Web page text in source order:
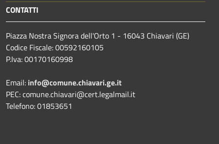
CONTATTI
Piazza Nostra Signora dell'Orto 1 - 16043 Chiavari (GE)
Codice Fiscale: 00592160105
P.Iva: 00170160998
Email: info@comune.chiavari.ge.it
PEC: comune.chiavari@cert.legalmail.it
Telefono: 01853651